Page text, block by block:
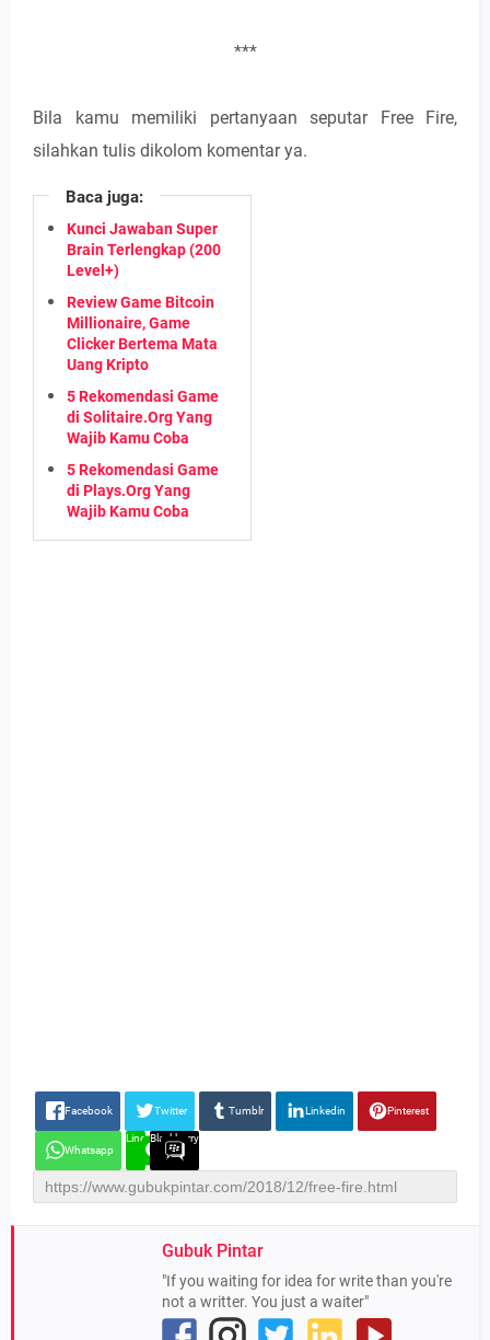
***
Bila kamu memiliki pertanyaan seputar Free Fire,
silahkan tulis dikolom komentar ya.
Baca juga:
Kunci Jawaban Super
Brain Terlengkap (200
Level+)
Review Game Bitcoin
Millionaire, Game
Clicker Bertema Mata
Uang Kripto
5 Rekomendasi Game
di Solitaire.Org Yang
Wajib Kamu Coba
5 Rekomendasi Game
di Plays.Org Yang
Wajib Kamu Coba
Facebook Twitter Tumblr Linkedin Pinterest
Whatsapp
Line Blackberry
Gubuk Pintar
"If you waiting for idea for write than you're
not a writter. You just a waiter"